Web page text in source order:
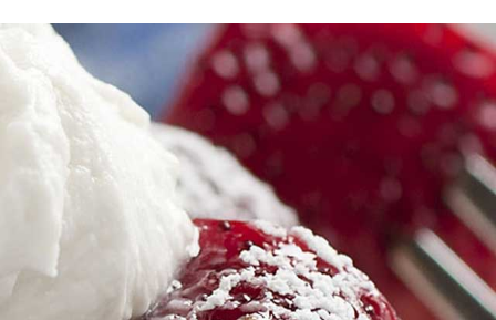
Environnement
Bien-être des animaux
Collectivité
Accessibilité
Contactez-nous
Location